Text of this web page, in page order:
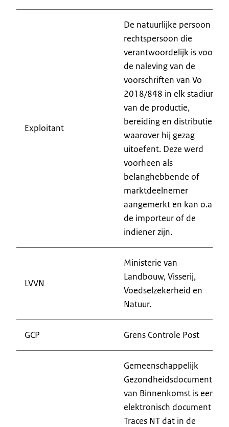
Exploitant
De natuurlijke persoon of
rechtspersoon die
verantwoordelijk is voor
de naleving van de
voorschriften van Vo
2018/848 in elk stadium
van de productie,
bereiding en distributie
waarover hij gezag
uitoefent. Deze werd
voorheen als
belanghebbende of
marktdeelnemer
aangemerkt en kan o.a.
de importeur of de
indiener zijn.
LVVN
Ministerie van
Landbouw, Visserij,
Voedselzekerheid en
Natuur.
GCP Grens Controle Post
Gemeenschappelijk
Gezondheidsdocument
van Binnenkomst is een
elektronisch document in
Traces NT dat in de